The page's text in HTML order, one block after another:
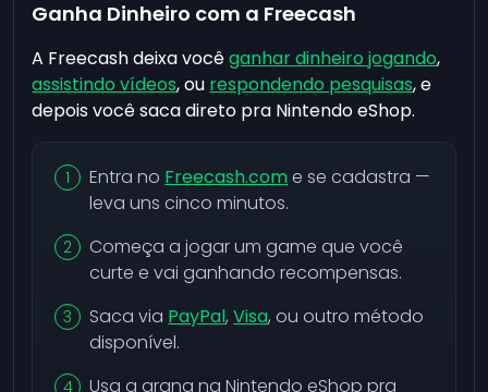
Ganha Dinheiro com a Freecash
A Freecash deixa vocêganhar dinheiro jogando,
assistindo vídeos, ou respondendo pesquisas, e
depois você saca direto pra Nintendo eShop.
Entra no Freecash.com e se cadastra —
leva uns cinco minutos.
Começa a jogar um game que você
curte e vai ganhando recompensas.
Saca via PayPal,Visa, ou outro método
disponível.
Usa a grana na Nintendo eShop pra